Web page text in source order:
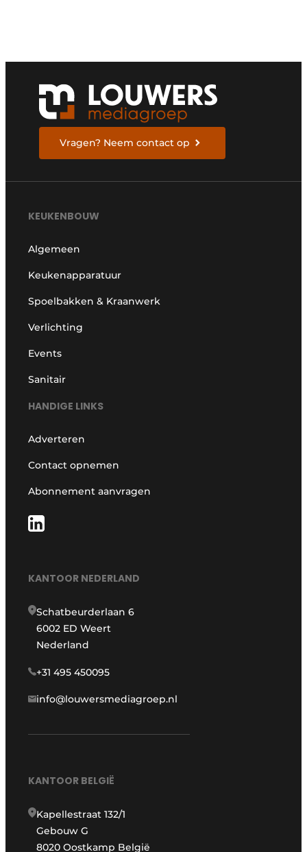
Vragen? Neem contact op
KEUKENBOUW
Algemeen
Keukenapparatuur
Spoelbakken & Kraanwerk
Verlichting
Events
Sanitair
HANDIGE LINKS
Adverteren
Contact opnemen
Abonnement aanvragen
KANTOOR NEDERLAND
Schatbeurderlaan 6
6002 ED Weert
Nederland
+31 495 450095
info@louwersmediagroep.nl
KANTOOR BELGIË
Kapellestraat 132/1
Gebouw G
8020 Oostkamp België